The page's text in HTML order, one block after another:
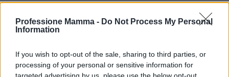
Professione Mamma - Do Not Process My Personal
Information
If you wish to opt-out of the sale, sharing to third parties, or
processing of your personal or sensitive information for
anche fornire supporti adeguati affinché possano
proseguire la loro carriera anche dopo essere
diventate madri.
In questo contesto, La Luna del Grano, una startup
innovativa, propone soluzioni e servizi nell’ambito